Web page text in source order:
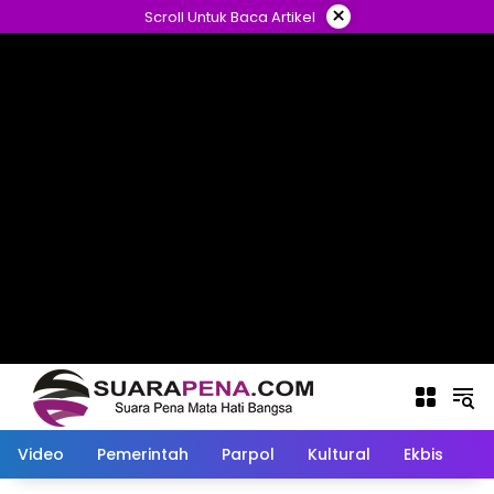
ke
Scroll Untuk Baca Artikel ×
Video Pemerintah Parpol Kultural Ekbis